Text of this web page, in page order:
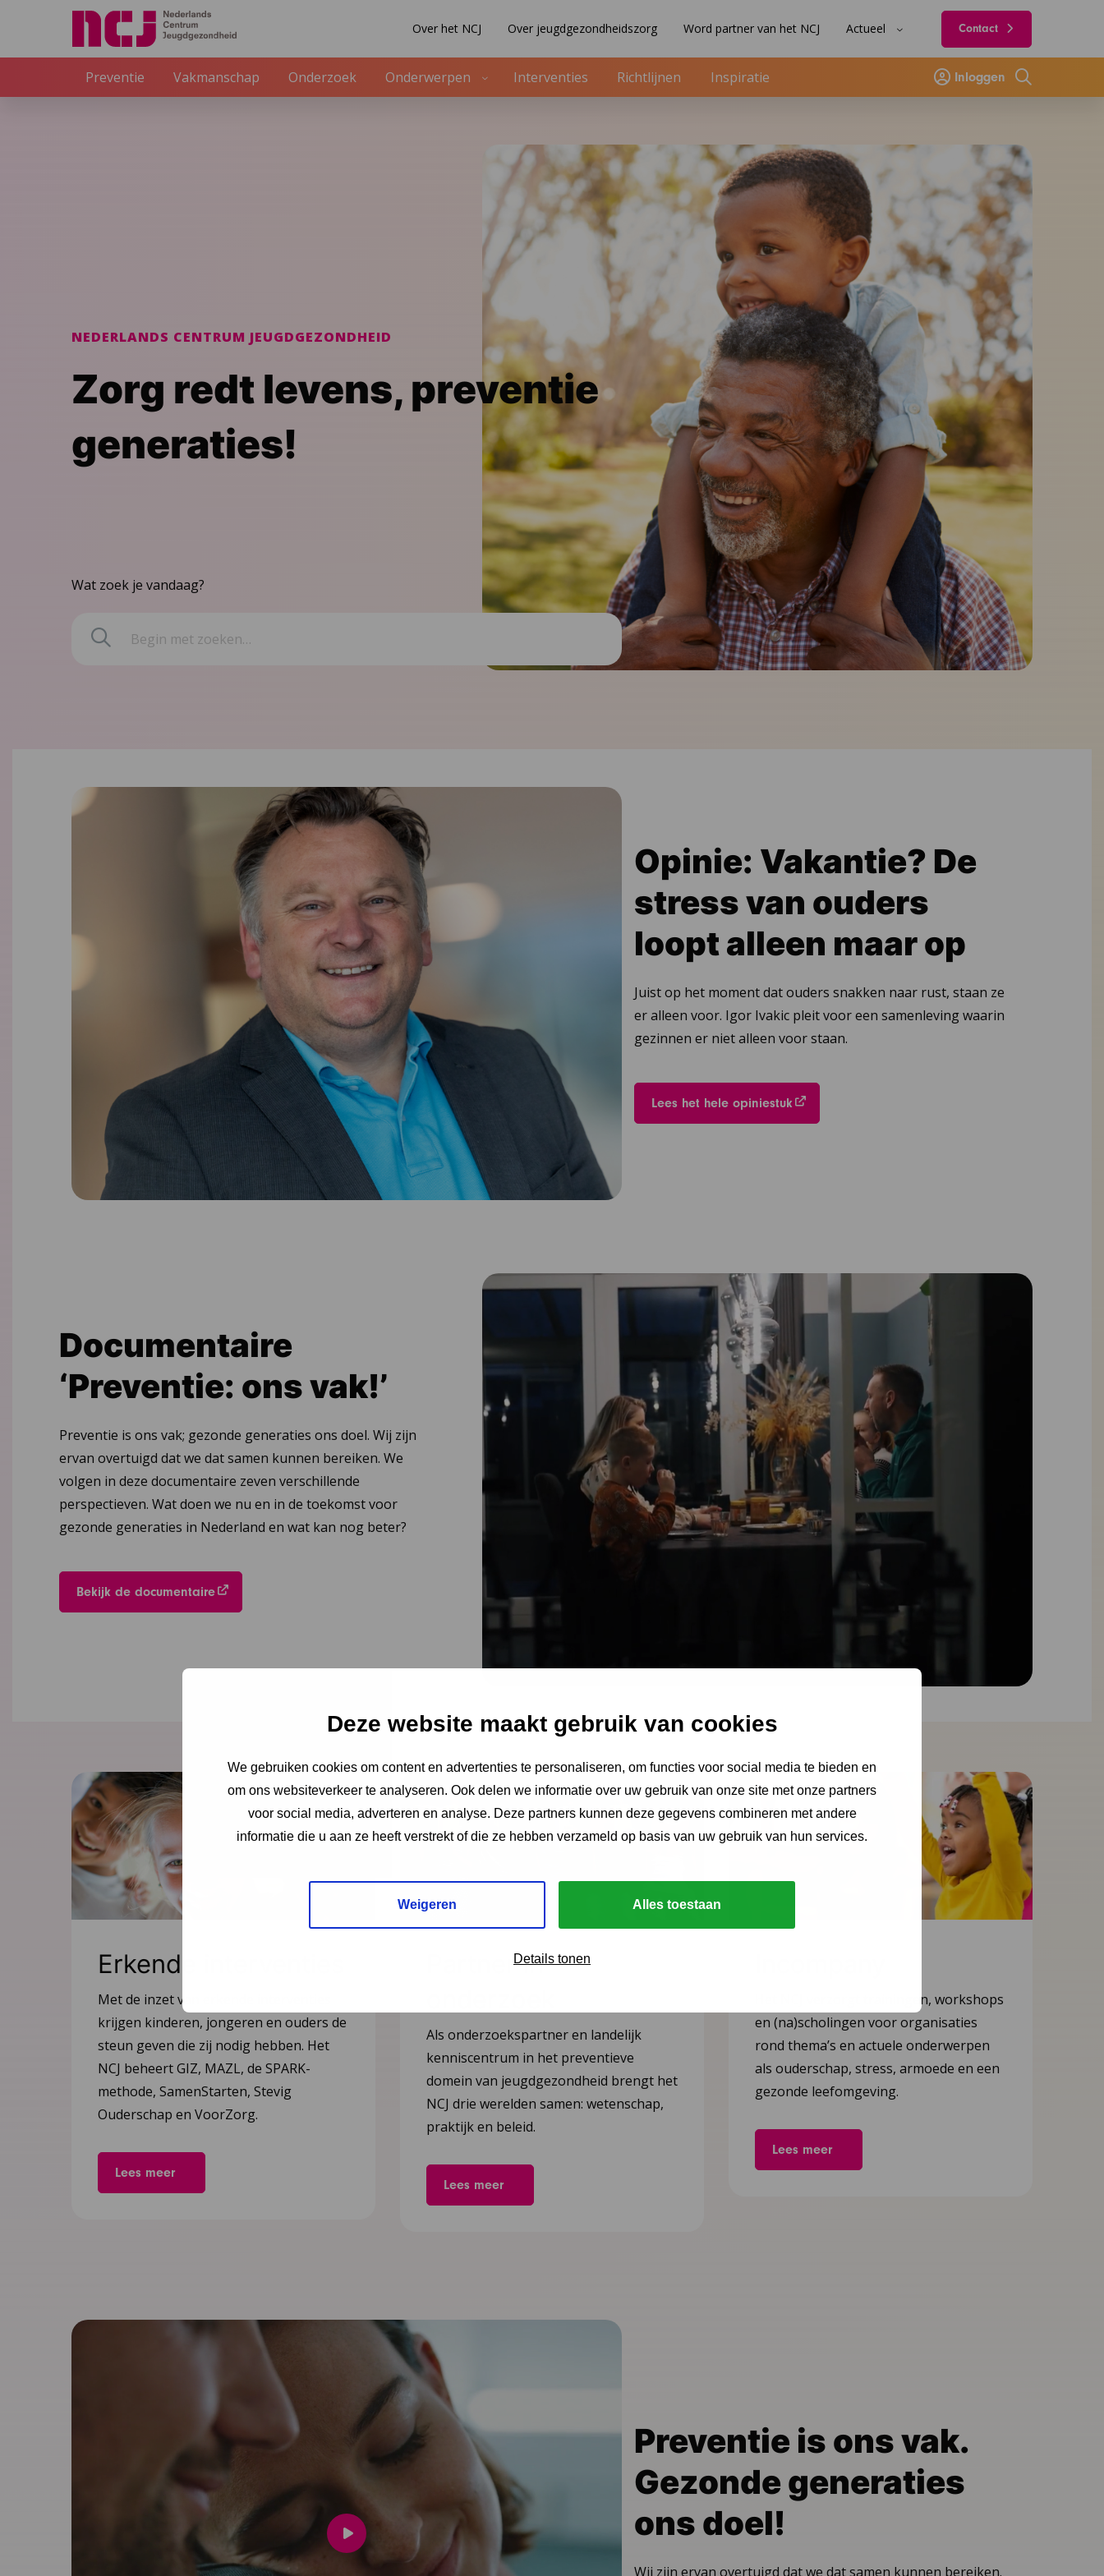
Deze website maakt gebruik van cookies
We gebruiken cookies om content en advertenties te personaliseren, om functies voor social media te bieden en
om ons websiteverkeer te analyseren. Ook delen we informatie over uw gebruik van onze site met onze partners
voor social media, adverteren en analyse. Deze partners kunnen deze gegevens combineren met andere
informatie die u aan ze heeft verstrekt of die ze hebben verzameld op basis van uw gebruik van hun services.
Weigeren Alles toestaan
Details tonen
Over het NCJ Over jeugdgezondheidszorg Word partner van het NCJ Actueel Contact
Preventie Vakmanschap Onderzoek Onderwerpen Interventies Richtlijnen Inspiratie Inloggen
Zoeken
NEDERLANDS CENTRUM JEUGDGEZONDHEID
Zorg redt levens, preventie
generaties!
Wat zoek je vandaag?
Opinie: Vakantie? De
stress van ouders
loopt alleen maar op
Juist op het moment dat ouders snakken naar rust, staan ze
er alleen voor. Igor Ivakic pleit voor een samenleving waarin
gezinnen er niet alleen voor staan.
Lees het hele opiniestuk
Documentaire
‘Preventie: ons vak!’
Preventie is ons vak; gezonde generaties ons doel. Wij zijn
ervan overtuigd dat we dat samen kunnen bereiken. We
volgen in deze documentaire zeven verschillende
perspectieven. Wat doen we nu en in de toekomst voor
gezonde generaties in Nederland en wat kan nog beter?
Bekijk de documentaire
Erkende interventies
Met de inzet van erkende interventies
krijgen kinderen, jongeren en ouders de
steun geven die zij nodig hebben. Het
NCJ beheert GIZ, MAZL, de SPARK-
methode, SamenStarten, Stevig
Ouderschap en VoorZorg.
Lees meer
Partner in
Als onderzoekspartner en landelijk
kenniscentrum in het preventieve
domein van jeugdgezondheid brengt het
NCJ drie werelden samen: wetenschap,
praktijk en beleid.
Lees meer
Het NCJ verzorgt trainingen, workshops
en (na)scholingen voor organisaties
rond thema’s en actuele onderwerpen
als ouderschap, stress, armoede en een
gezonde leefomgeving.
Lees meer
Preventie is ons vak.
Gezonde generaties
ons doel!
Wij zijn ervan overtuigd dat we dat samen kunnen bereiken.
Speel